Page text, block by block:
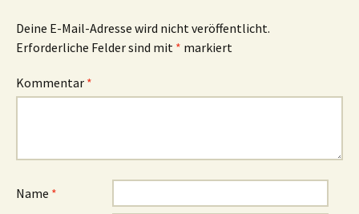
Deine E-Mail-Adresse wird nicht veröffentlicht.
Erforderliche Felder sind mit * markiert
Kommentar *
Name *